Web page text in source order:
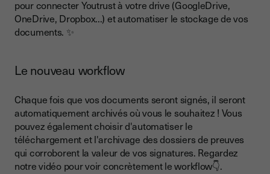
pour connecter Youtrust à votre drive (GoogleDrive,
OneDrive, Dropbox...) et automatiser le stockage de vos
documents. ✨
Le nouveau workflow
Chaque fois que vos documents seront signés, il seront
automatiquement archivés où vous le souhaitez ! Vous
pouvez également choisir d'automatiser le
téléchargement et l'archivage des dossiers de preuves
qui corroborent la valeur de vos signatures. Regardez
notre vidéo pour voir concrètement le workflow👇.